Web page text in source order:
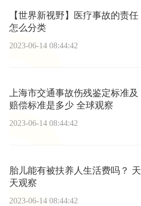
【世界新视野】医疗事故的责任
怎么分类
2023-06-14 08:44:42
上海市交通事故伤残鉴定标准及
赔偿标准是多少 全球观察
2023-06-14 08:44:42
胎儿能有被扶养人生活费吗？ 天
天观察
2023-06-14 08:44:42